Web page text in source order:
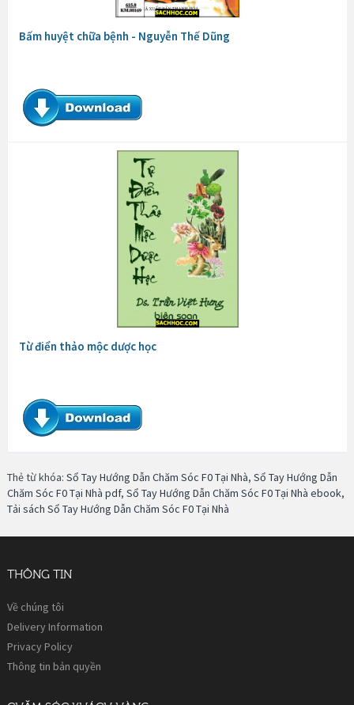
Bấm huyệt chữa bệnh - Nguyễn Thế Dũng
Từ điển thảo mộc dược học
Thẻ từ khóa: Sổ Tay Hướng Dẫn Chăm Sóc F0 Tại Nhà, Sổ Tay Hướng Dẫn
Chăm Sóc F0 Tại Nhà pdf, Sổ Tay Hướng Dẫn Chăm Sóc F0 Tại Nhà ebook,
Tải sách Sổ Tay Hướng Dẫn Chăm Sóc F0 Tại Nhà
THÔNG TIN
Về chúng tôi
Delivery Information
Privacy Policy
Thông tin bản quyền